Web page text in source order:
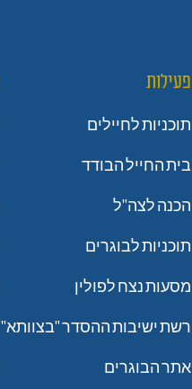
פעילות
תוכניות לחיילים
בית החייל הבודד
הכנה לצה"ל
תוכניות לבוגרים
מסעות נצח לפולין
רשת ישיבות ההסדר "בצוותא"
אתר הבוגרים